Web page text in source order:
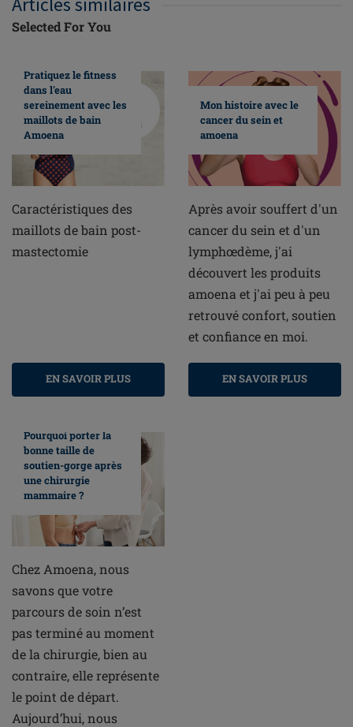
Selected For You
Pratiquez le fitness
dans l'eau
sereinement avec les
maillots de bain
Amoena
Caractéristiques des
maillots de bain post-
mastectomie
EN SAVOIR PLUS
Mon histoire avec le
cancer du sein et
amoena
Après avoir souffert d'un
cancer du sein et d'un
lymphœdème, j'ai
découvert les produits
amoena et j'ai peu à peu
retrouvé confort, soutien
et confiance en moi.
EN SAVOIR PLUS
Pourquoi porter la
bonne taille de
soutien-gorge après
une chirurgie
mammaire ?
Chez Amoena, nous
savons que votre
parcours de soin n’est
pas terminé au moment
de la chirurgie, bien au
contraire, elle représente
le point de départ.
Aujourd’hui, nous